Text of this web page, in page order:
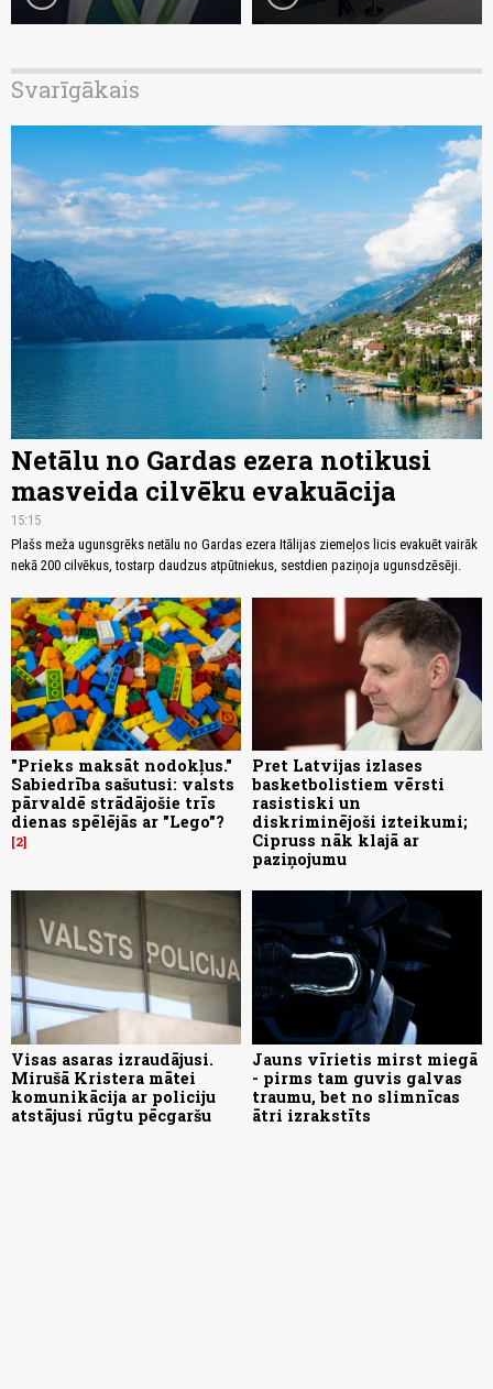
Svarīgākais
Netālu no Gardas ezera notikusi
masveida cilvēku evakuācija
15:15
Plašs meža ugunsgrēks netālu no Gardas ezera Itālijas ziemeļos licis evakuēt vairāk
nekā 200 cilvēkus, tostarp daudzus atpūtniekus, sestdien paziņoja ugunsdzēsēji.
"Prieks maksāt nodokļus."
Sabiedrība sašutusi: valsts
pārvaldē strādājošie trīs
dienas spēlējās ar "Lego"?
2
Pret Latvijas izlases
basketbolistiem vērsti
rasistiski un
diskriminējoši izteikumi;
Cipruss nāk klajā ar
paziņojumu
Visas asaras izraudājusi.
Mirušā Kristera mātei
komunikācija ar policiju
atstājusi rūgtu pēcgaršu
Jauns vīrietis mirst miegā
- pirms tam guvis galvas
traumu, bet no slimnīcas
ātri izrakstīts